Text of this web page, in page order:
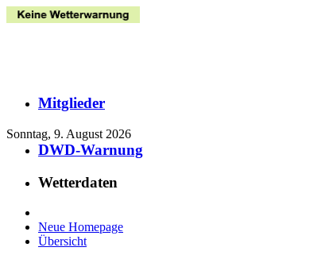
Mitglieder
Sonntag, 9. August 2026
DWD-Warnung
Wetterdaten
Neue Homepage
Übersicht